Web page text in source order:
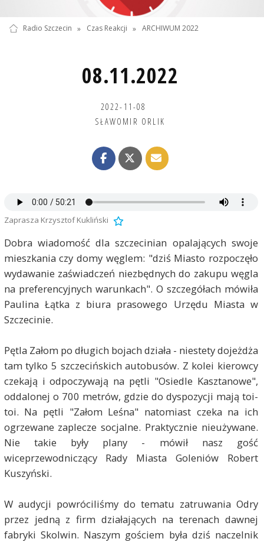
Radio Szczecin » Czas Reakcji » ARCHIWUM 2022
08.11.2022
2022-11-08
SŁAWOMIR ORLIK
Zaprasza Krzysztof Kukliński
Dobra wiadomość dla szczecinian opalających swoje
mieszkania czy domy węglem: "dziś Miasto rozpoczęło
wydawanie zaświadczeń niezbędnych do zakupu węgla
na preferencyjnych warunkach". O szczegółach mówiła
Paulina Łątka z biura prasowego Urzędu Miasta w
Szczecinie.
Pętla Załom po długich bojach działa - niestety dojeżdża
tam tylko 5 szczecińskich autobusów. Z kolei kierowcy
czekają i odpoczywają na pętli "Osiedle Kasztanowe",
oddalonej o 700 metrów, gdzie do dyspozycji mają toi-
toi. Na pętli "Załom Leśna" natomiast czeka na ich
ogrzewane zaplecze socjalne. Praktycznie nieużywane.
Nie takie były plany - mówił nasz gość
wiceprzewodniczący Rady Miasta Goleniów Robert
Kuszyński.
W audycji powróciliśmy do tematu zatruwania Odry
przez jedną z firm działających na terenach dawnej
fabryki Skolwin. Naszym gościem była dziś naczelnik